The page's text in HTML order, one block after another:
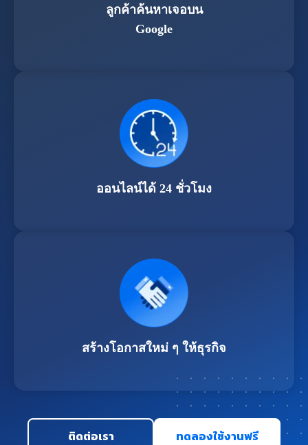
ลูกค้าค้นหาเจอบน
Google
ออนไลน์ได้ 24 ชั่วโมง
สร้างโอกาสใหม่ ๆ ให้ธุรกิจ
ติดต่อเรา ทดลองใช้งานฟรี